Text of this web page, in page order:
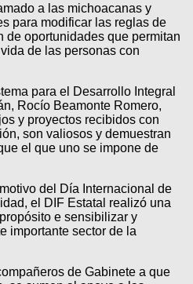
a las michoacanas y
para modificar las reglas de
de oportunidades que permitan
de las personas con
para el Desarrollo Integral
Rocío Beamonte Romero,
y proyectos recibidos con
son valiosos y demuestran
el que uno se impone de
del Día Internacional de
el DIF Estatal realizó una
e sensibilizar y
importante sector de la
de Gabinete a que